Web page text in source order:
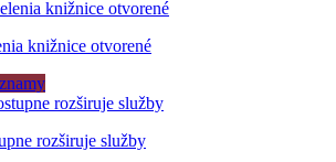
knižnice otvorené
rozširuje služby